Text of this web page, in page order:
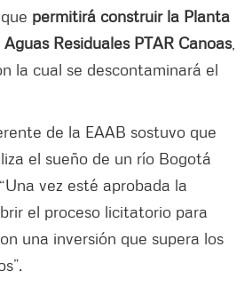
permitirá construir la Planta
Residuales PTAR Canoas,
la cual se descontaminará el
de la EAAB sostuvo que
el sueño de un río Bogotá
vez esté aprobada la
el proceso licitatorio para
una inversión que supera los